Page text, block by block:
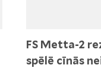
FS Metta-2
spēlē cīnās